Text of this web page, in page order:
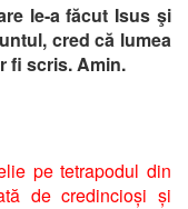
le-a făcut Isus şi
cred că lumea
fi scris. Amin.
pe tetrapodul din
de credincioși și